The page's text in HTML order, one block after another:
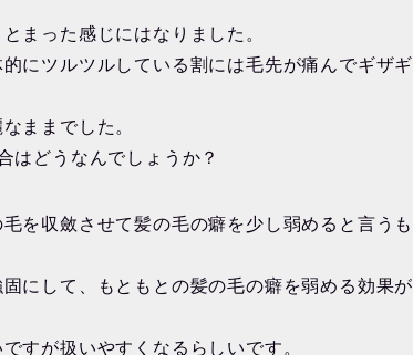
まった感じにはなりました。
にツルツルしている割には毛先が痛んでギザギ
ままでした。
はどうなんでしょうか？
を収斂させて髪の毛の癖を少し弱めると言うも
にして、もともとの髪の毛の癖を弱める効果が
すが扱いやすくなるらしいです。